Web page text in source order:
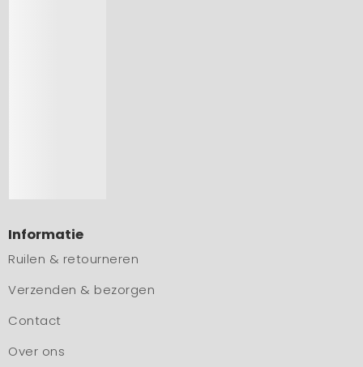
Informatie
Ruilen & retourneren
Verzenden & bezorgen
Contact
Over ons